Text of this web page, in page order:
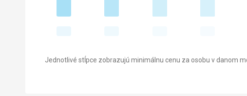
Jednotlivé stĺpce zobrazujú minimálnu cenu za osobu v danom